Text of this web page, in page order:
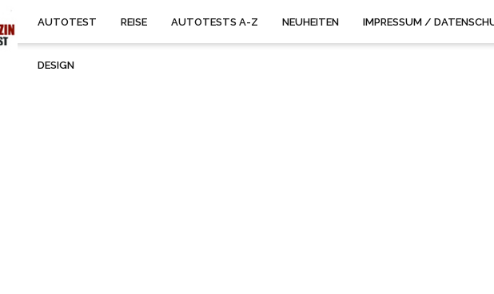
AUTOTEST REISE AUTOTESTS A-Z NEUHEITEN IMPRESSUM /
DESIGN